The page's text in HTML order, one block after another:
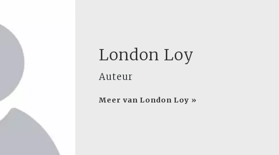
London Loy
Auteur
Meer van London Loy »